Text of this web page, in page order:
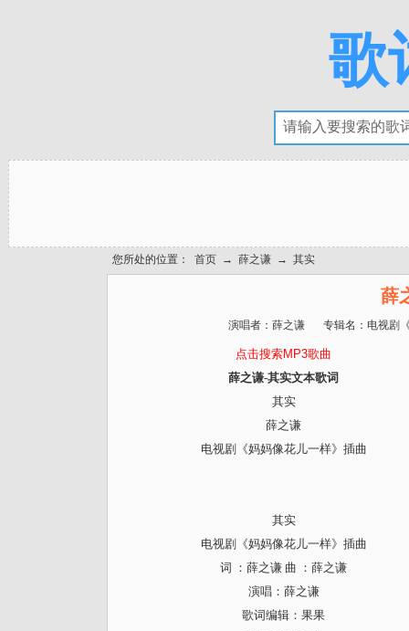
歌
您所处的位置： 首页 → 薛之谦 → 其实
薛
演唱者： 薛之谦 专辑名： 电视剧
点击搜索MP3歌曲
薛之谦-其实文本歌词
其实
薛之谦
电视剧《妈妈像花儿一样》插曲
其实
电视剧《妈妈像花儿一样》插曲
词 ：薛之谦 曲 ：薛之谦
演唱：薛之谦
歌词编辑：果果